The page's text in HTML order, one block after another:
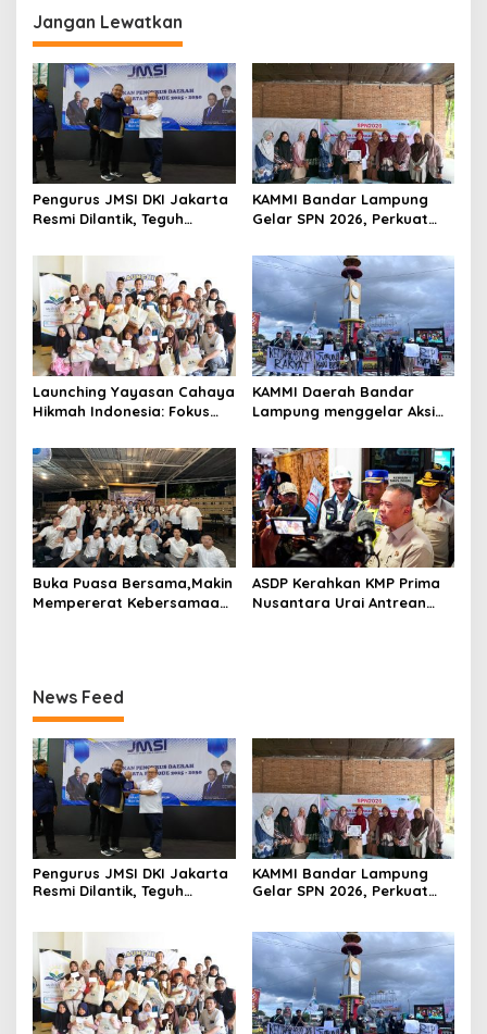
g
a
s
i
p
o
s
Jangan Lewatkan
Pengurus JMSI DKI Jakarta
Resmi Dilantik, Teguh
Pentingnya Kolaborasi dan
Pers Berkualitas
KAMMI Bandar Lampung
Gelar SPN 2026, Perkuat
Tantangan Zaman
Launching Yayasan Cahaya
Hikmah Indonesia: Fokus
KAMMI Daerah Bandar
Lampung menggelar Aksi
bertajuk Indonesia Gelap
Buka Puasa Bersama,Makin
Mempererat Kebersamaan
ASDP Kerahkan KMP Prima
Nusantara Urai Antrean
News Feed
Pengurus JMSI DKI Jakarta
Resmi Dilantik, Teguh
KAMMI Bandar Lampung
Gelar SPN 2026, Perkuat